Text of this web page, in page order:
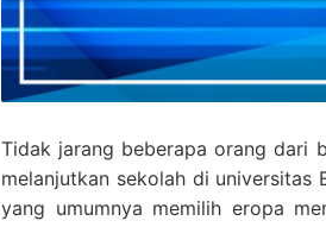
Tidak jarang beberapa orang dari
melanjutkan sekolah di universitas
yang umumnya memilih eropa